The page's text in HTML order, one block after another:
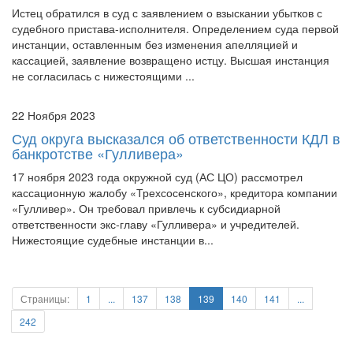
Истец обратился в суд с заявлением о взыскании убытков с
судебного пристава-исполнителя. Определением суда первой
инстанции, оставленным без изменения апелляцией и
кассацией, заявление возвращено истцу. Высшая инстанция
не согласилась с нижестоящими ...
22 Ноября 2023
Суд округа высказался об ответственности КДЛ в
банкротстве «Гулливера»
17 ноября 2023 года окружной суд (АС ЦО) рассмотрел
кассационную жалобу «Трехсосенского», кредитора компании
«Гулливер». Он требовал привлечь к субсидиарной
ответственности экс-главу «Гулливера» и учредителей.
Нижестоящие судебные инстанции в...
Страницы: 1 ... 137 138 139 140 141
...
242